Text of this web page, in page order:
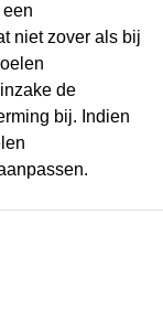
niet zover als bij
de
bij. Indien